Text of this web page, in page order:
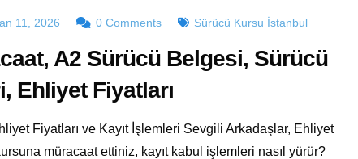
11, 2026 0 Comments Sürücü Kursu İstanbul
A2 Sürücü Belgesi, Sürücü
Ehliyet Fiyatları
Fiyatları ve Kayıt İşlemleri Sevgili Arkadaşlar, Ehliyet
müracaat ettiniz, kayıt kabul işlemleri nasıl yürür?